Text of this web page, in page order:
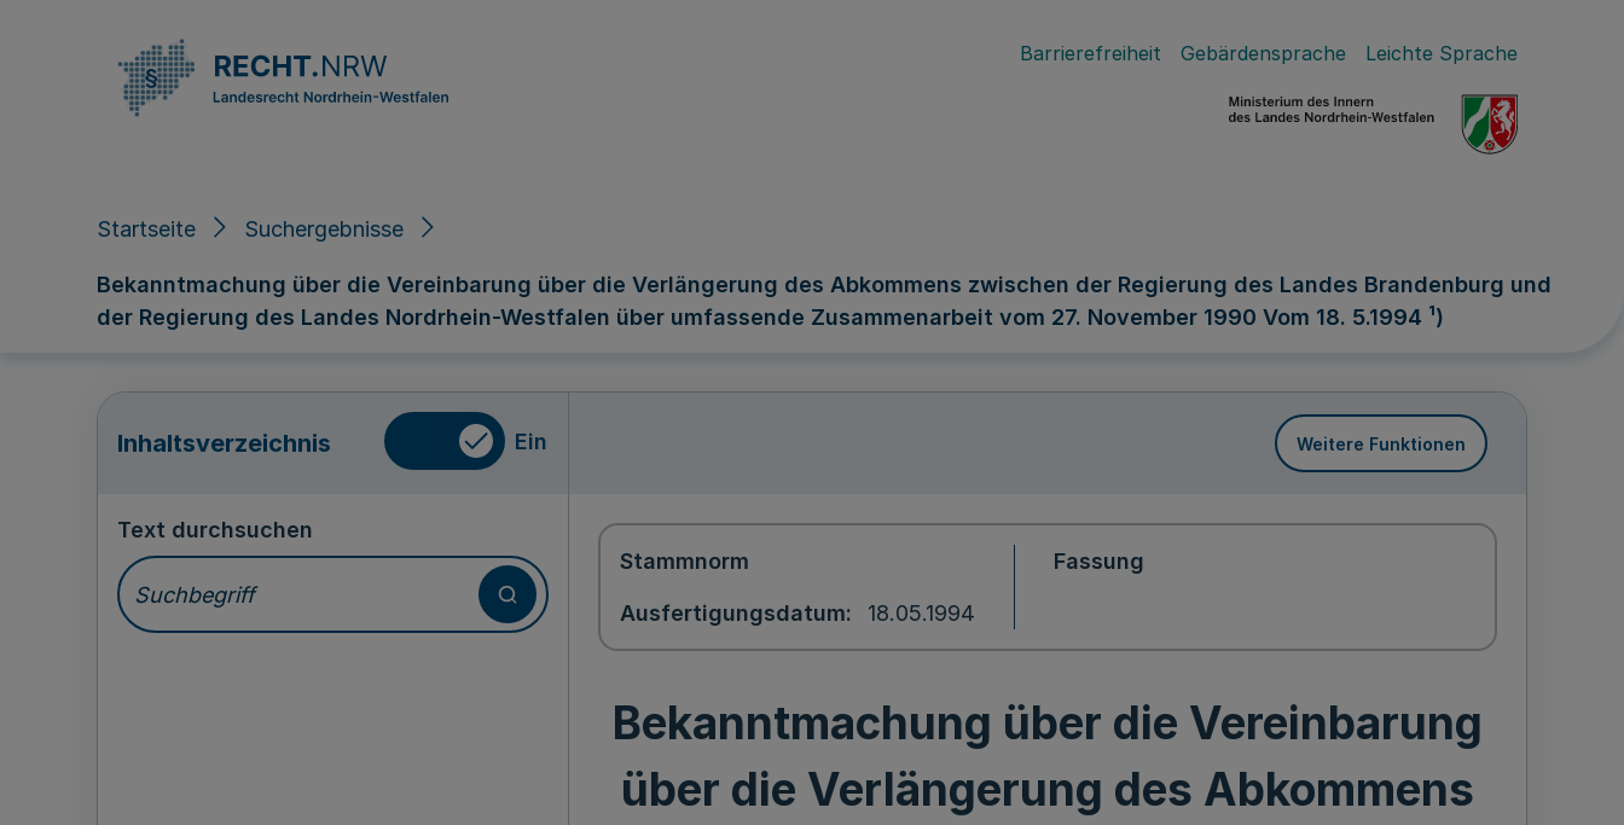
Barrierefreiheit Gebärdensprache Leichte Sprache
Startseite Suchergebnisse
Bekanntmachung über die Vereinbarung über die Verlängerung des Abkommens zwischen der Regierung des Landes Brandenburg und
der Regierung des Landes Nordrhein-Westfalen über umfassende Zusammenarbeit vom 27. November 1990 Vom 18. 5.1994 ¹)
Inhaltsverzeichnis Ein Weitere Funktionen
Text durchsuchen
Stammnorm
Ausfertigungsdatum 18.05.1994
Fassung
Bekanntmachung über die Vereinbarung
über die Verlängerung des Abkommens